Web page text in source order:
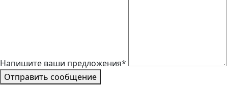
Напишите ваши предложения*
Отправить сообщение